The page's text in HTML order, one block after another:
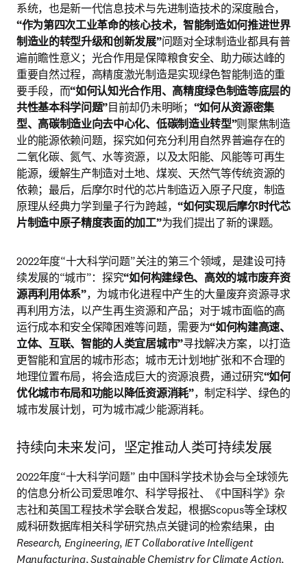
系统，也是新一代信息技术与先进制造技术的深度融合，
“作为第四次工业革命的核心技术，智能制造如何推进世界
制造业的转型升级和创新发展”问题对全球制造业都具有普
遍前瞻性意义；光合作用是保障粮食安全、助力碳达峰的
重要自然过程，高精度激光制造是实现绿色智能制造的重
要手段，而“如何认知光合作用、高精度绿色制造等底层的
共性基本科学问题”目前却仍未明晰； “如何从资源密集
型、高碳制造业向去中心化、低碳制造业转型”则聚焦制造
业的能源依赖问题，探究如何充分利用自然界普遍存在的
二氧化碳、氮气、水等资源，以及太阳能、风能等可再生
能源，缓解生产制造对土地、煤炭、天然气等传统资源的
依赖；最后，后摩尔时代的芯片制造迈入原子尺度，制造
原理从经典力学到量子行为跨越，“如何实现后摩尔时代芯
片制造中原子精度表面的加工”为我们提出了新的课题。
2022年度“十大科学问题”关注的第三个领域，是建设可持
续发展的“城市”：探究“如何构建绿色、高效的城市废弃资
源再利用体系”，为城市化进程中产生的大量废弃资源寻求
再利用方法，以产生再生资源和产品；对于城市面临的高
运行成本和安全保障困难等问题，需要为“如何构建高速、
立体、互联、智能的人类宜居城市”寻找解决方案，以打造
更智能和宜居的城市形态；城市无计划地扩张和不合理的
地理位置布局，将会造成巨大的资源浪费，通过研究“如何
优化城市布局和功能以降低资源消耗”，制定科学、绿色的
城市发展计划，可为城市减少能源消耗。
持续向未来发问，坚定推动人类可持续发展
2022年度“十大科学问题” 由中国科学技术协会与全球领先
的信息分析公司爱思唯尔、科学导报社、《中国科学》杂
志社和英国工程技术学会联合发起，根据Scopus等全球权
威科研数据库相关科学研究热点关键词的检索结果，由
Research, Engineering, IET Collaborative Intelligent
Manufacturing, Sustainable Chemistry for Climate Action